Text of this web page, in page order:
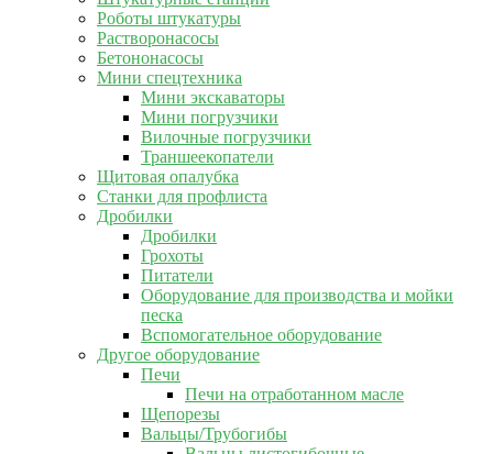
Роботы штукатуры
Растворонасосы
Бетононасосы
Мини спецтехника
Мини экскаваторы
Мини погрузчики
Вилочные погрузчики
Траншеекопатели
Щитовая опалубка
Станки для профлиста
Дробилки
Дробилки
Грохоты
Питатели
Оборудование для производства и мойки
песка
Вспомогательное оборудование
Другое оборудование
Печи
Печи на отработанном масле
Щепорезы
Вальцы/Трубогибы